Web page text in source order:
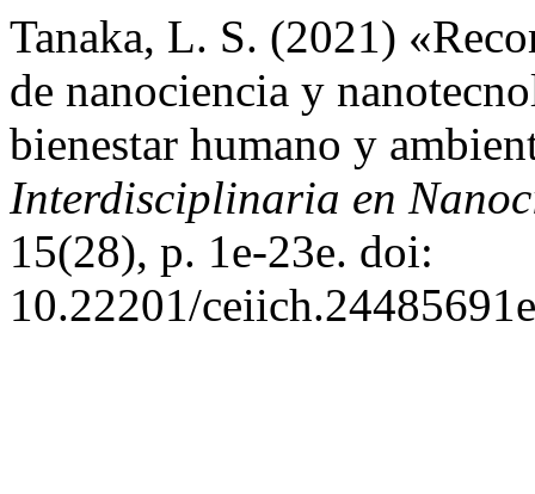
Tanaka, L. S. (2021)
de nanociencia y
bienestar humano y
Interdisciplinaria en
15(28), p. 1e-23e. doi:
10.22201/